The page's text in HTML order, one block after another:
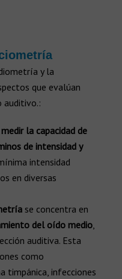
y la
que evalúan
auditivo.:
medir la capacidad de
de intensidad y
intensidad
en diversas
se concentra en
del oído medio,
auditiva. Esta
como
timpánica, infecciones